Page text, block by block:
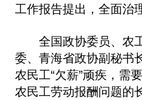
工作报告提出，全面治
全国政协委员、农
委、青海省政协副秘书
农民工“欠薪”顽疾，需
农民工劳动报酬问题的